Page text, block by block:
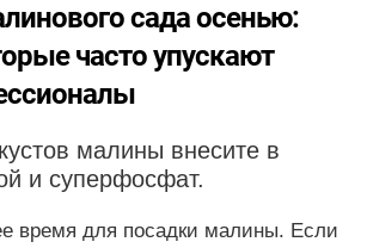
сада осенью:
часто упускают
малины внесите в
и суперфосфат.
время для посадки малины. Если